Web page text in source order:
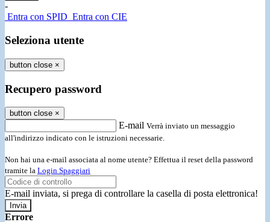
-
Entra con SPID Entra con CIE
Seleziona utente
button close ×
Recupero password
button close ×
E-mail Verrà inviato un messaggio
all'indirizzo indicato con le istruzioni necessarie.
Non hai una e-mail associata al nome utente? Effettua il reset della password
tramite la Login Spaggiari
E-mail inviata, si prega di controllare la casella di posta elettronica!
Errore